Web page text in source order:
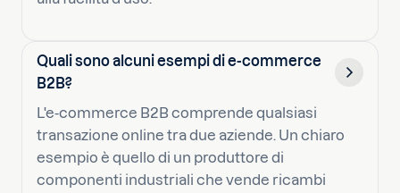
Quali sono alcuni esempi di e-commerce
B2B?
L'e-commerce B2B comprende qualsiasi
transazione online tra due aziende. Un chiaro
esempio è quello di un produttore di
componenti industriali che vende ricambi